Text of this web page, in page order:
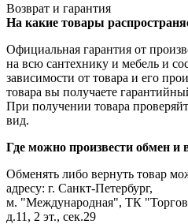
Возврат и гарантия
На какие товары
Официальная гарантия от
на всю сантехнику и мебель и
зависимости от товара и его
товара вы получаете
При получении товара
вид.
Где можно произвести обмен и
Обменять либо вернуть товар
адресу: г. Санкт-Петербург,
м. "Международная", ТК
д.11, 2 эт., сек.29